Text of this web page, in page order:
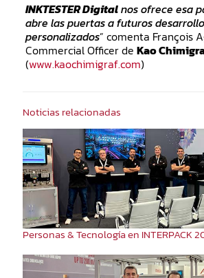
INKTESTER Digitalnos ofrece esa
abre las puertas a futuros
personalizados” comenta François
Commercial Officer de Kao
(www.kaochimigraf.com)
Noticias relacionadas
Personas & Tecnología en INTERPACK